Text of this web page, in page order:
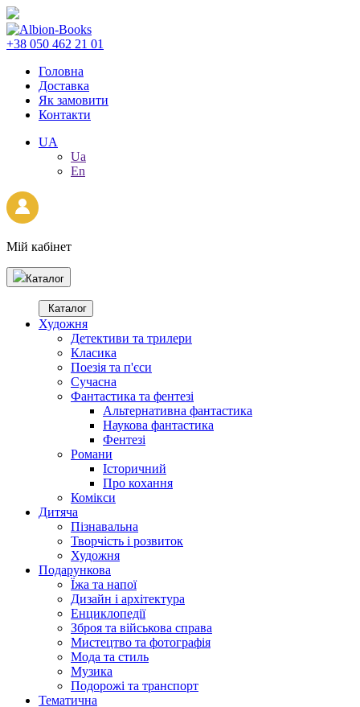
+38 050 462 21 01
Головна
Доставка
Як замовити
Контакти
UA
Ua
En
Мій кабінет
Каталог
Каталог
Художня
Детективи та трилери
Класика
Поезія та п'єси
Сучасна
Фантастика та фентезі
Альтернативна фантастика
Наукова фантастика
Фентезі
Романи
Історичний
Про кохання
Комікси
Дитяча
Пізнавальна
Творчість і розвиток
Художня
Подарункова
Їжа та напої
Дизайн і архітектура
Енциклопедії
Зброя та військова справа
Мистецтво та фотографія
Мода та стиль
Музика
Подорожі та транспорт
Тематична